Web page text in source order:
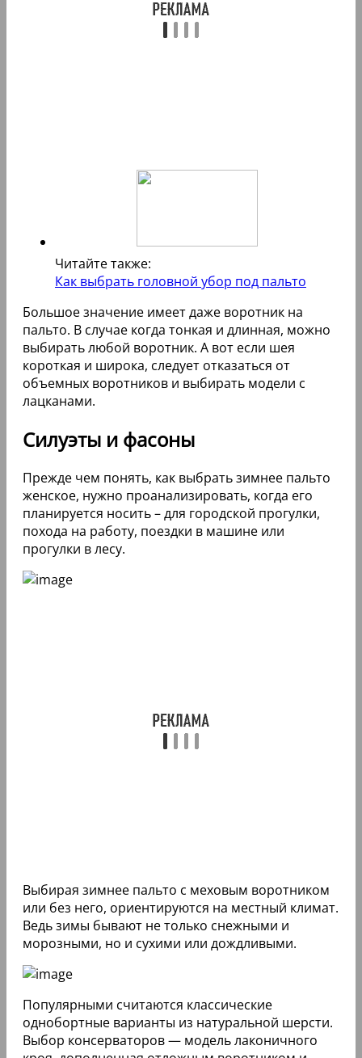
Читайте также:
Как выбрать головной убор под пальто
Большое значение имеет даже воротник на
пальто. В случае когда тонкая и длинная, можно
выбирать любой воротник. А вот если шея
короткая и широка, следует отказаться от
объемных воротников и выбирать модели с
лацканами.
Силуэты и фасоны
Прежде чем понять, как выбрать зимнее пальто
женское, нужно проанализировать, когда его
планируется носить – для городской прогулки,
похода на работу, поездки в машине или
прогулки в лесу.
Выбирая зимнее пальто с меховым воротником
или без него, ориентируются на местный климат.
Ведь зимы бывают не только снежными и
морозными, но и сухими или дождливыми.
Популярными считаются классические
однобортные варианты из натуральной шерсти.
Выбор консерваторов — модель лаконичного